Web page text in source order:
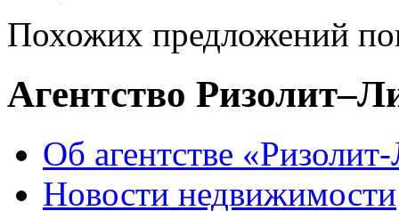
Похожих предложений
Агентство
Об агентстве
Новости недвижимости